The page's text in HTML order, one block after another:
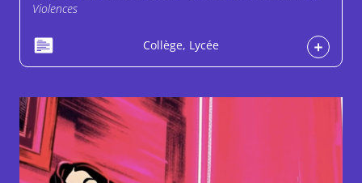
Violences
Collège, Lycée